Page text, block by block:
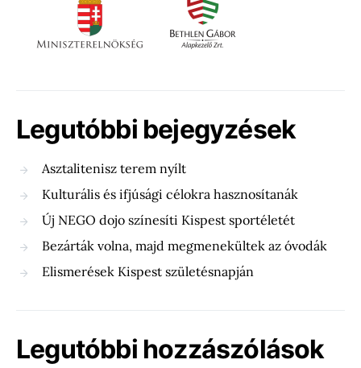
Legutóbbi bejegyzések
Asztalitenisz terem nyílt
Kulturális és ifjúsági célokra hasznosítanák
Új NEGO dojo színesíti Kispest sportéletét
Bezárták volna, majd megmenekültek az óvodák
Elismerések Kispest születésnapján
Legutóbbi hozzászólások